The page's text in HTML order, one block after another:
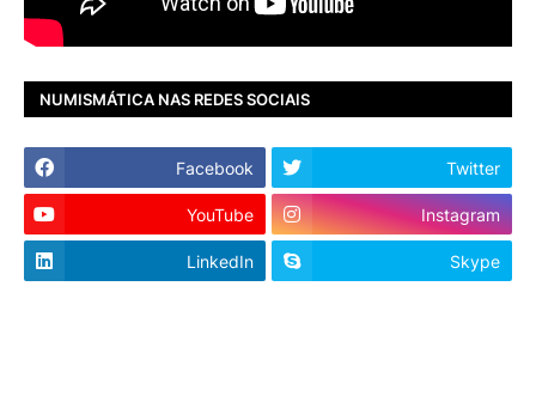
NUMISMÁTICA NAS REDES SOCIAIS
Facebook Twitter
YouTube Instagram
LinkedIn Skype